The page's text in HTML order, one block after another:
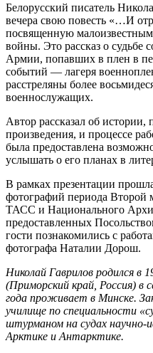
Белорусский писатель
вечера свою повесть «…И
посвященную
войны. Это рассказ о судьбе
Армии, попавших в плен в
событий — лагеря
расстреляны более
военнослужащих.
Автор рассказал об
произведения, и процессе
была предоставлена
услышать о его планах в
В рамках презентации
фотографий периода Второй
ТАСС и Национального
предоставленных
гости познакомились с
фотографа Наталии Дорош.
Николай Гаврилов родился в
(Приморский край, Россия) в
года проживает в Минске.
училище по специальности
штурманом на судах научно-
Арктике и Антарктике.